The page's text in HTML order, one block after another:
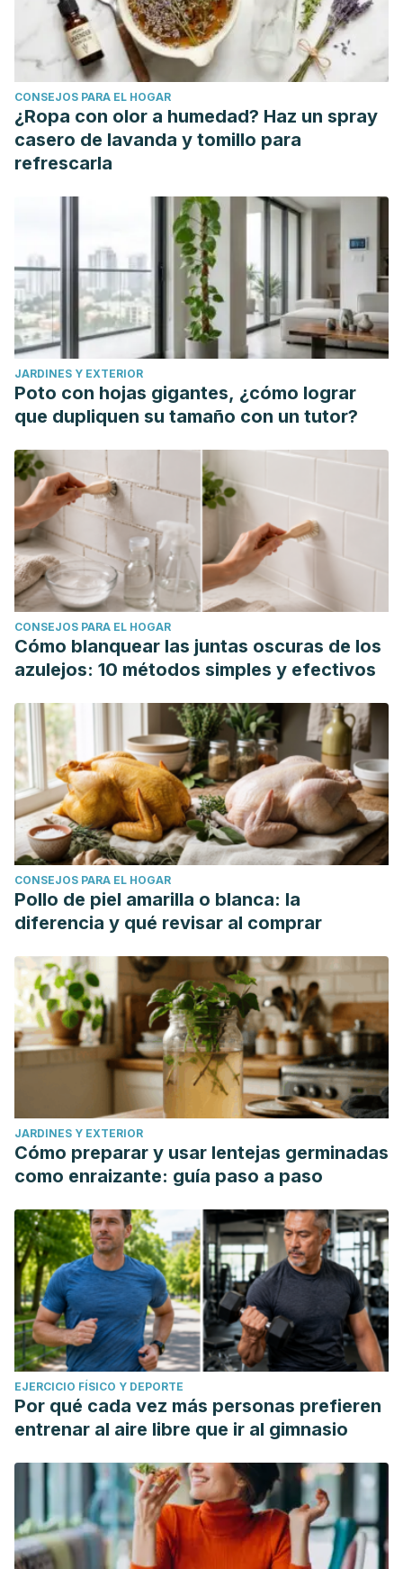
Early life stress confers lifelong stress susceptibility in mice
via ventral tegmental area OTX2.
Science,356(6343),
1185-1188.
Smith, G. E., Housen, P., Yaffe, K., Ruff, R., Kennison, R. F.,
Mahncke, H. W., & Zelinski, E. M. (2009). A cognitive
training program based on principles of brain plasticity:
based Adaptive Cognitive Training (IMPACT) Study.
Journal of the American Geriatrics Society
Walker, M. P. (2009). The role of sleep in cognition and
emotion.
Annals of the New York Academy of Sciences
1156 (1), 168-197.
Ferris, L. T., Williams, J. S., & Shen, C. L. (2007). The effect
of acute exercise on serum brain-derived neurotrophic
factor levels and cognitive function.
Sports & Exercise
39 (4), 728-734.
CONSEJOS PARA EL HOGAR
¿Ropa con olor a humedad? Haz un spray
casero de lavanda y tomillo para
refrescarla
JARDINES Y EXTERIOR
Poto con hojas gigantes, ¿cómo lograr
que dupliquen su tamaño con un tutor?
CONSEJOS PARA EL HOGAR
Cómo blanquear las juntas oscuras de los
azulejos: 10 métodos simples y efectivos
CONSEJOS PARA EL HOGAR
Pollo de piel amarilla o blanca: la
diferencia y qué revisar al comprar
JARDINES Y EXTERIOR
Cómo preparar y usar lentejas germinadas
como enraizante: guía paso a paso
EJERCICIO FÍSICO Y DEPORTE
Por qué cada vez más personas prefieren
entrenar al aire libre que ir al gimnasio